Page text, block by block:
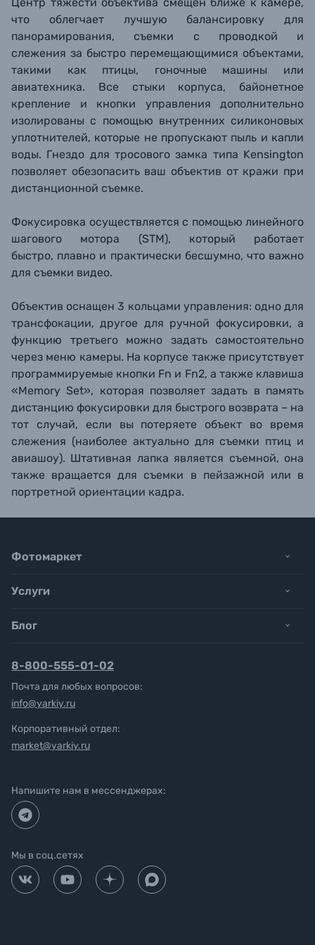
что облегчает лучшую балансировку для
панорамирования, съемки с проводкой и
слежения за быстро перемещающимися объектами,
такими как птицы, гоночные машины или
авиатехника. Все стыки корпуса, байонетное
крепление и кнопки управления дополнительно
изолированы с помощью внутренних силиконовых
уплотнителей, которые не пропускают пыль и капли
воды. Гнездо для тросового замка типа Kensington
позволяет обезопасить ваш объектив от кражи при
дистанционной съемке.
Фокусировка осуществляется с помощью линейного
шагового мотора (STM), который работает
быстро, плавно и практически бесшумно, что важно
для съемки видео.
Объектив оснащен 3 кольцами управления: одно для
трансфокации, другое для ручной фокусировки, а
функцию третьего можно задать самостоятельно
через меню камеры. На корпусе также присутствует
программируемые кнопки Fn и Fn2, а также клавиша
«Memory Set», которая позволяет задать в память
дистанцию фокусировки для быстрого возврата – на
тот случай, если вы потеряете объект во время
слежения (наиболее актуально для съемки птиц и
авиашоу). Штативная лапка является съемной, она
также вращается для съемки в пейзажной или в
портретной ориентации кадра.
Фотомаркет
Услуги
Блог
8-800-555-01-02
Почта для любых вопросов:
info@yarkiy.ru
Корпоративный отдел:
market@yarkiy.ru
Напишите нам в мессенджерах:
Мы в соц.сетях